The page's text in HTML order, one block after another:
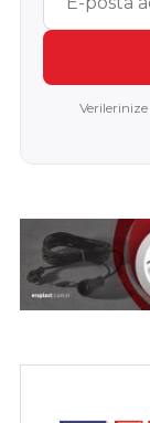
Verilerinize